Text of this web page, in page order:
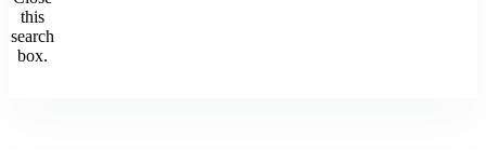
this
search
box.